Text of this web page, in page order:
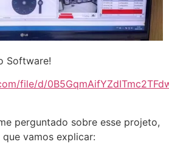
Software!
file/d/
perguntado sobre esse projeto,
vamos explicar: